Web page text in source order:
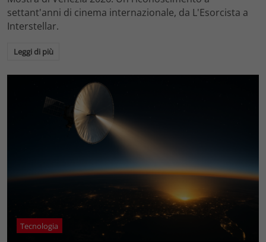
settant'anni di cinema internazionale, da L'Esorcista a
Interstellar.
Leggi di più
Tecnologia